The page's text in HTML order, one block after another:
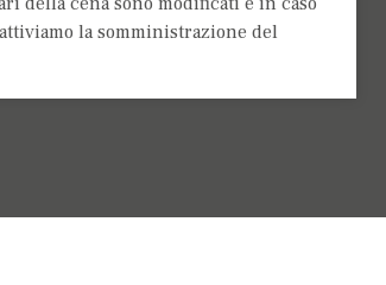
la somministrazione del